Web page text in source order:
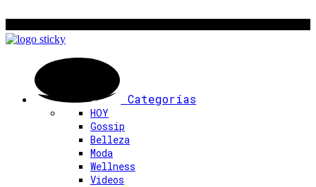
Categorías
HOY
Gossip
Belleza
Moda
Wellness
Videos